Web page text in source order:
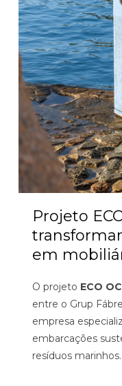
Projeto
em
O projeto ECO
entre o Grup
empresa
embarcações
resíduos marinhos.